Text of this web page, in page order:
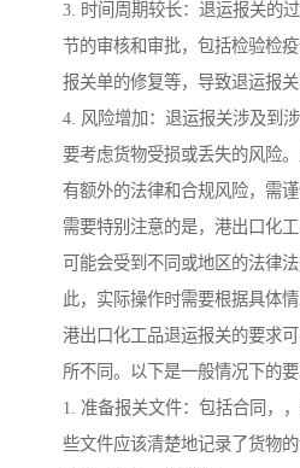
3. 时间周期较长：退运报关的
节的审核和审批，包括检验检
报关单的修复等，导致退运报关
4. 风险增加：退运报关涉及到
要考虑货物受损或丢失的风险
有额外的法律和合规风险，需谨
需要特别注意的是，港出口化
可能会受到不同或地区的法律
此，实际操作时需要根据具体情
港出口化工品退运报关的要求
所不同。以下是一般情况下的要
1. 准备报关文件：包括合同，
些文件应该清楚地记录了货物的